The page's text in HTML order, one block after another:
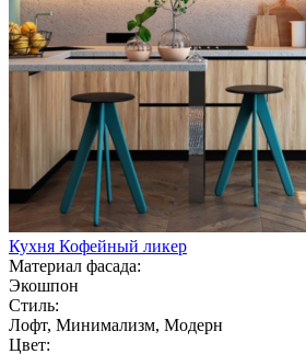
Кухня Кофейный ликер
Материал фасада:
Экошпон
Стиль:
Лофт, Минимализм, Модерн
Цвет: